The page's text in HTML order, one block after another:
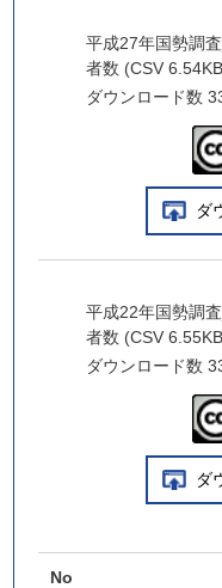
平成27年国勢調
者数 (CSV
ダウンロード数
ダ
平成22年国勢調
者数 (CSV
ダウンロード数
ダ
No